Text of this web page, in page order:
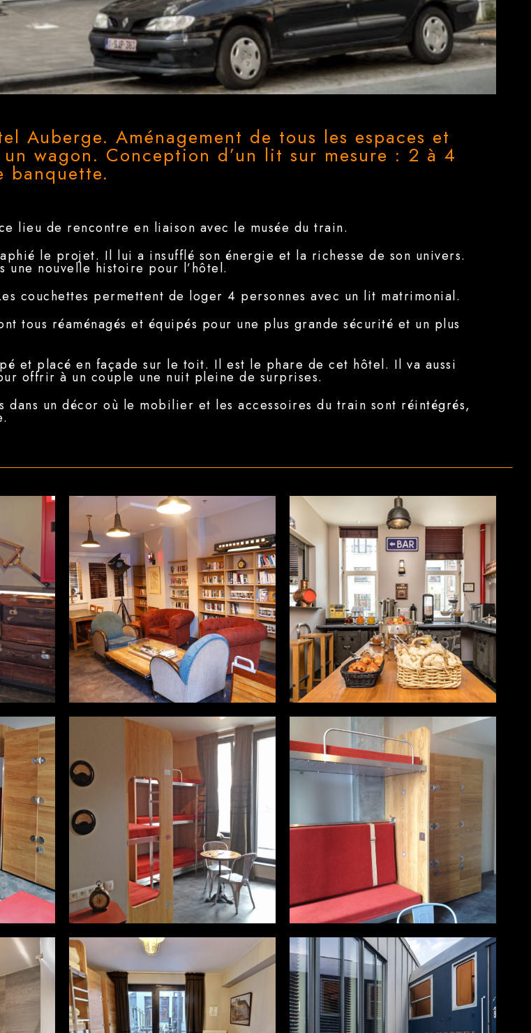
Auberge. Aménagement de tous les espaces et
wagon. Conception d’un lit sur mesure : 2 à 4
banquette.
lieu de rencontre en liaison avec le musée du train.
le projet. Il lui a insufflé son énergie et la richesse de son univers.
une nouvelle histoire pour l’hôtel.
couchettes permettent de loger 4 personnes avec un lit matrimonial.
tous réaménagés et équipés pour une plus grande sécurité et un plus
et placé en façade sur le toit. Il est le phare de cet hôtel. Il va aussi
offrir à un couple une nuit pleine de surprises.
un décor où le mobilier et les accessoires du train sont réintégrés,